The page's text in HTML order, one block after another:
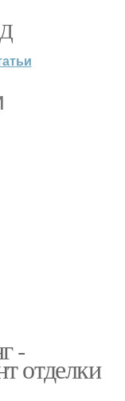
-
отделки